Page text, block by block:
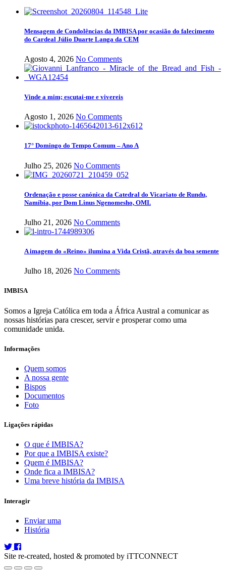
Mensagem de Condolências da IMBISA por ocasião do falecimento
do Cardeal Júlio Duarte Langa da CEM
Agosto 4, 2026 No Comments
Vinde a mim; escutai-me e vivereis
Agosto 1, 2026 No Comments
17° Domingo do Tempo Comum – Ano A
Julho 25, 2026 No Comments
Ordenação e posse canónica da Catedral do Vicariato de Rundu,
Namíbia, por Dom Linus Ngenomesho, OMI.
Julho 21, 2026 No Comments
A imagem do «Reino» ilumina a Vida Cristã, através da boa semente
Julho 18, 2026 No Comments
IMBISA
Somos a Igreja Católica em toda a África Austral a comunicar as
nossas histórias para crescer, servir e prosperar como uma
comunidade unida.
Informações
Quem somos
A nossa gente
Bispos
Documentos
Foto
Ligações rápidas
O que é IMBISA?
Por que a IMBISA existe?
Quem é IMBISA?
Onde fica a IMBISA?
Uma breve história da IMBISA
Interagir
Enviar uma
História
Site re-created, hosted & promoted by iTTCONNECT